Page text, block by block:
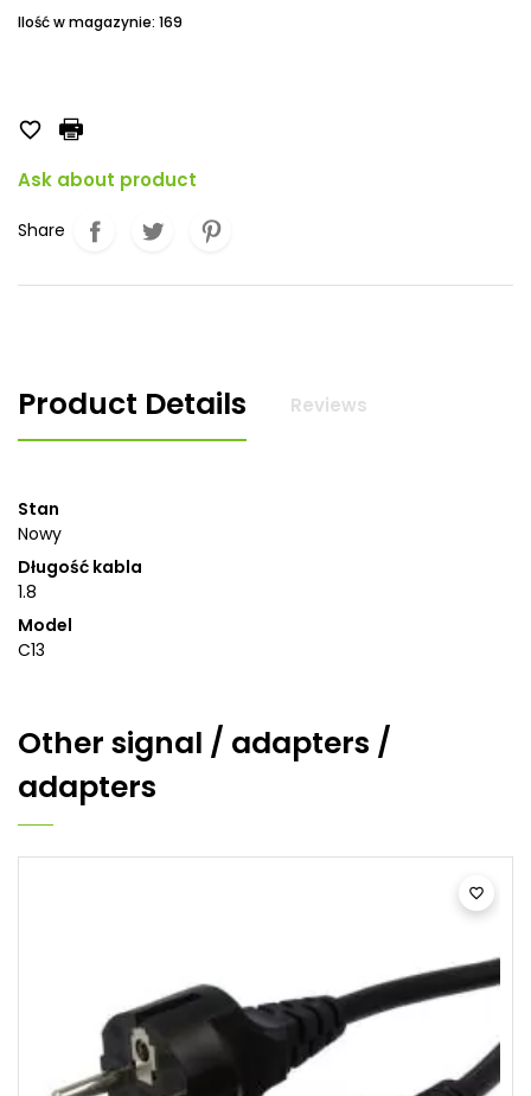
Ilość w magazynie: 169

Ask about product
Share
Product Details Reviews
Stan
Nowy
Długość kabla
1.8
Model
C13
Other signal / adapters /
adapters
